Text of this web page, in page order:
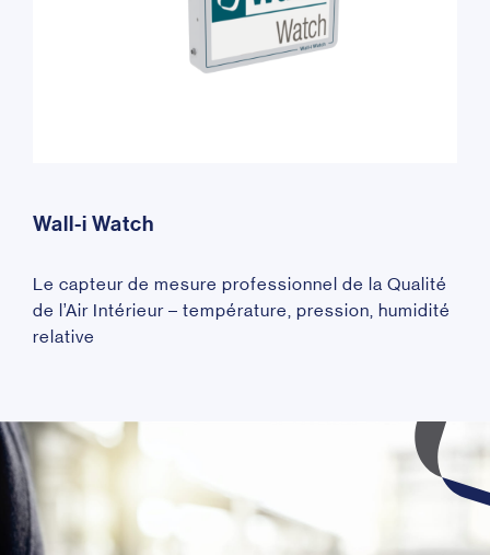
Wall-i Watch
Le capteur de mesure professionnel de la Qualité
de l’Air Intérieur – température, pression, humidité
relative